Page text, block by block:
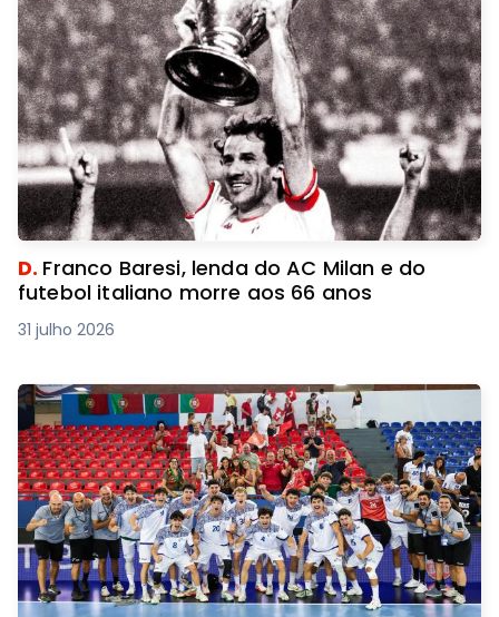
D. Franco Baresi, lenda do AC Milan e do
futebol italiano morre aos 66 anos
31 julho 2026